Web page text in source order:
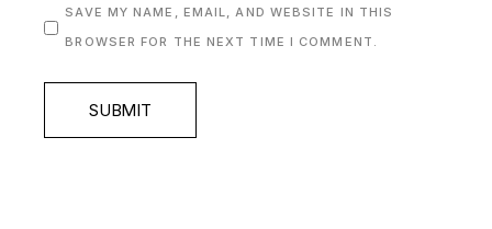
SAVE MY NAME, EMAIL, AND WEBSITE IN THIS
BROWSER FOR THE NEXT TIME I COMMENT.
SUBMIT